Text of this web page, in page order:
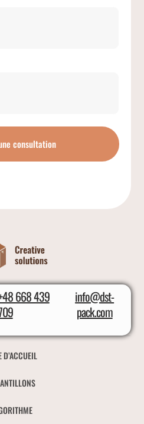
consultation
668 439
info@dst-
pack.com
D’ACCUEIL